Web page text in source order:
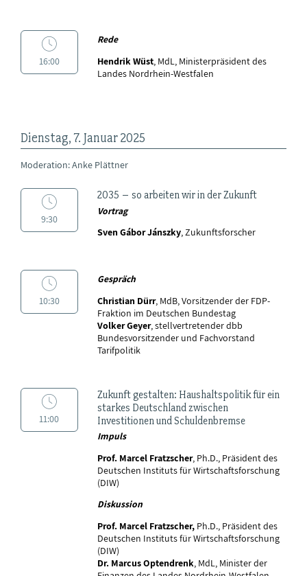
16:00
Rede
Hendrik Wüst, MdL, Ministerpräsident des
Landes Nordrhein-Westfalen
Dienstag, 7. Januar 2025
Moderation: Anke Plättner
9:30
2035 – so arbeiten wir in der Zukunft
Vortrag
Sven Gábor Jánszky, Zukunftsforscher
10:30
Gespräch
Christian Dürr, MdB, Vorsitzender der FDP-
Fraktion im Deutschen Bundestag
Volker Geyer, stellvertretender dbb
Bundesvorsitzender und Fachvorstand
Tarifpolitik
11:00
Zukunft gestalten: Haushaltspolitik für ein
starkes Deutschland zwischen
Investitionen und Schuldenbremse
Impuls
Prof. Marcel Fratzscher, Ph.D., Präsident des
Deutschen Instituts für Wirtschaftsforschung
(DIW)
Diskussion
Prof. Marcel Fratzscher,Ph.D., Präsident des
Deutschen Instituts für Wirtschaftsforschung
(DIW)
Dr. Marcus Optendrenk, MdL, Minister der